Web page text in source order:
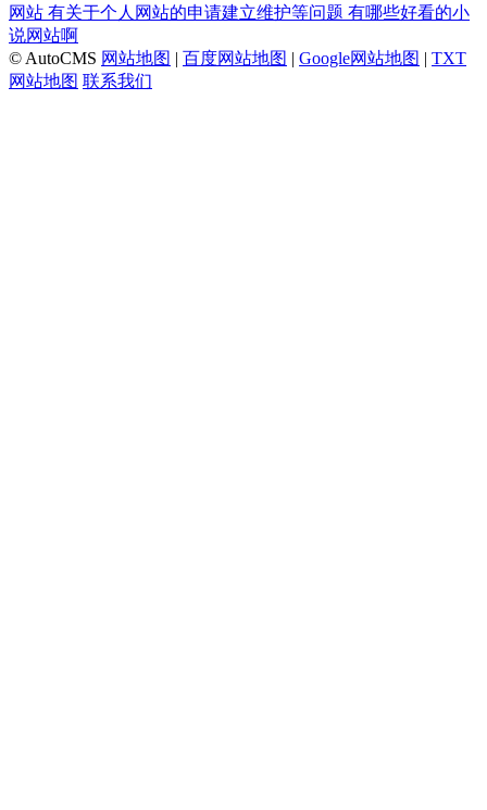
网站 有关于个人网站的申请建立维护等问题 有哪些好看的小
说网站啊
© AutoCMS 网站地图 | 百度网站地图 | Google网站地图 | TXT
网站地图 联系我们